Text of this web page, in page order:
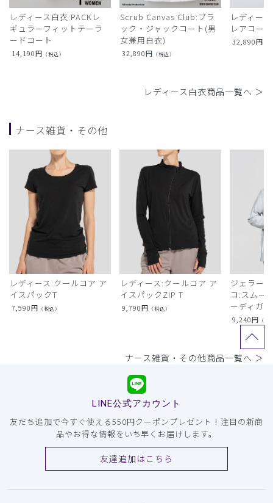
レディース白衣:PACKレ
ギュラーフィットテーラ
ードコート
14,190円 （税込）
Scrub Canvas Club:ブラ
ック・ジャックコート(男
女兼用白衣)
32,890円 （税込）
レディー
レアコート
32,890円
レディース白衣商品一覧へ ＞
ナース雑貨・その他
レディース:クールコア ア
イスパックT
7,590円 （税込）
レディース:クールコア ア
イスパックZIP T
9,790円 （税込）
ジェラー
コ:スムー
ーディガン
9,240円 （税
ナース雑貨・その他商品一覧へ ＞
LINE公式アカウント
友だち追加で今すぐ使える550円クーポンプレゼント！注目の新商
品やお得な情報をいち早くお届けします。
友達追加はこちら